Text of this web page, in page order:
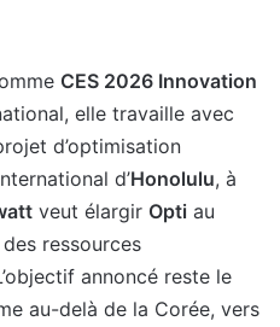
CES 2026 Innovation
elle travaille avec
d’optimisation
d’Honolulu, à
veut élargir Opti au
ressources
annoncé reste le
au-delà de la Corée, vers